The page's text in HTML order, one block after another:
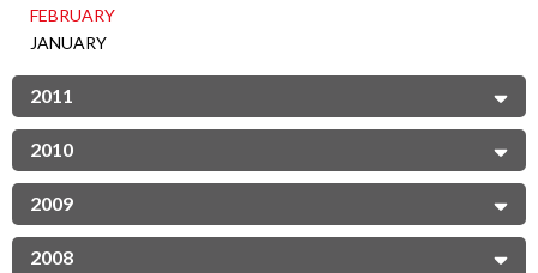
FEBRUARY
JANUARY
2011
2010
2009
2008